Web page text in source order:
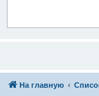
На главную